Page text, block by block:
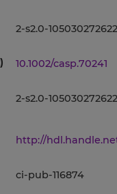
2-s2.0-105030272622
10.1002/casp.70241
2-s2.0-105030272622
http://
ci-pub-116874